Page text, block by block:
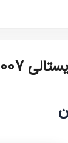
8007